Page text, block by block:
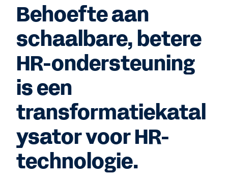
Behoefte aan
schaalbare, betere
HR-ondersteuning
is een
transformatiekatal
ysator voor HR-
technologie.